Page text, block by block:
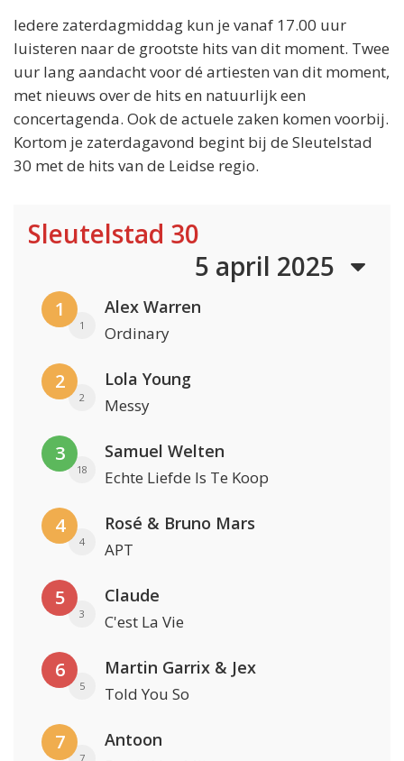
Iedere zaterdagmiddag kun je vanaf 17.00 uur
luisteren naar de grootste hits van dit moment. Twee
uur lang aandacht voor dé artiesten van dit moment,
met nieuws over de hits en natuurlijk een
concertagenda. Ook de actuele zaken komen voorbij.
Kortom je zaterdagavond begint bij de Sleutelstad
30 met de hits van de Leidse regio.
Sleutelstad 30
5 april 2025
1
1
Alex Warren
Ordinary
2
2
Lola Young
Messy
3
18
Samuel Welten
Echte Liefde Is Te Koop
4
4
Rosé & Bruno Mars
APT
5
3
Claude
C'est La Vie
6
5
Martin Garrix & Jex
Told You So
7
7
Antoon